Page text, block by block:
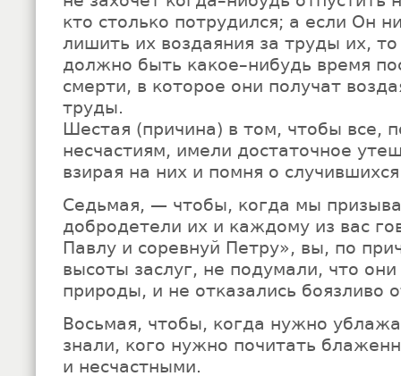
кто столько потрудился; а если Он
лишить их воздаяния за труды их,
должно быть какое–нибудь время
смерти, в которое они получат
труды.
Шестая (причина) в том, чтобы все,
несчастиям, имели достаточное
взирая на них и помня о
Седьмая, — чтобы, когда мы
добродетели их и каждому из вас
Павлу и соревнуй Петру», вы, по
высоты заслуг, не подумали, что
природы, и не отказались боязливо
Восьмая, чтобы, когда нужно
знали, кого нужно почитать
и несчастными.